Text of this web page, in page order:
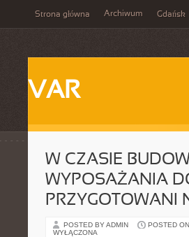
Strona główna Archiwum Gdańsk
VAR
W CZASIE
WYPOSAŻANIA
PRZYGOTOWANI
POSTED BY ADMIN POSTED
WYŁĄCZONA